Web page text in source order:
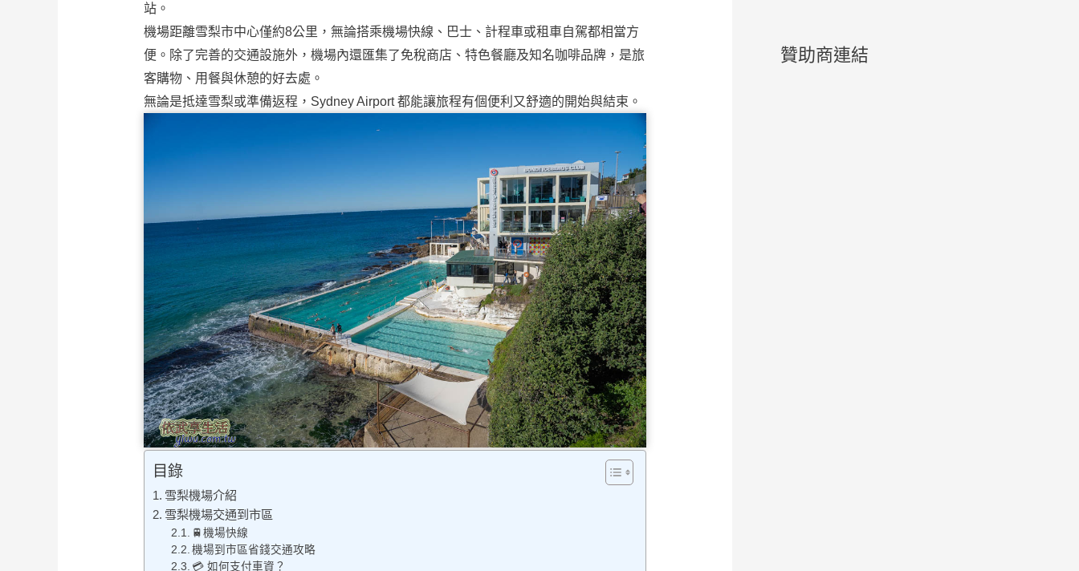
站。
機場距離雪梨市中心僅約8公里，無論搭乘機場快線、巴士、計程車或租車自駕都相當方
便。除了完善的交通設施外，機場內還匯集了免稅商店、特色餐廳及知名咖啡品牌，是旅
客購物、用餐與休憩的好去處。
無論是抵達雪梨或準備返程，Sydney Airport 都能讓旅程有個便利又舒適的開始與結束。
目錄
雪梨機場介紹
雪梨機場交通到市區
🚆機場快線
機場到市區省錢交通攻略
💳 如何支付車資？
贊助商連結